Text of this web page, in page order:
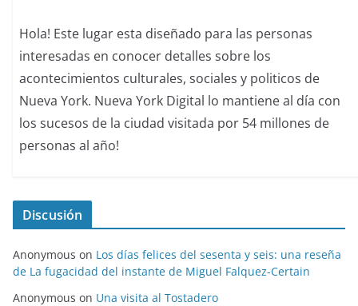
Hola! Este lugar esta diseñado para las personas
interesadas en conocer detalles sobre los
acontecimientos culturales, sociales y politicos de
Nueva York. Nueva York Digital lo mantiene al día con
los sucesos de la ciudad visitada por 54 millones de
personas al año!
Discusión
Anonymous on Los días felices del sesenta y seis: una reseña
de La fugacidad del instante de Miguel Falquez-Certain
Anonymous on Una visita al Tostadero